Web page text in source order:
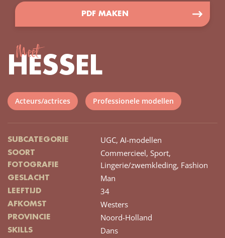
PDF MAKEN
Meet
HESSEL
Acteurs/actrices Professionele modellen
SUBCATEGORIE UGC, AI-modellen
SOORT
FOTOGRAFIE
Commercieel, Sport,
Lingerie/zwemkleding, Fashion
GESLACHT Man
LEEFTIJD 34
AFKOMST Westers
PROVINCIE Noord-Holland
SKILLS Dans